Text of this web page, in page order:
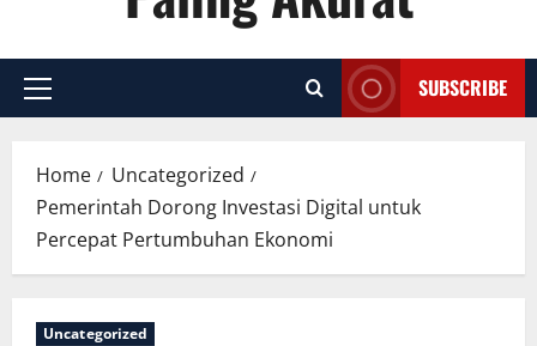
Primary
SUBSCRIBE
Home
Uncategorized
Pemerintah Dorong Investasi Digital untuk
Percepat Pertumbuhan Ekonomi
Uncategorized